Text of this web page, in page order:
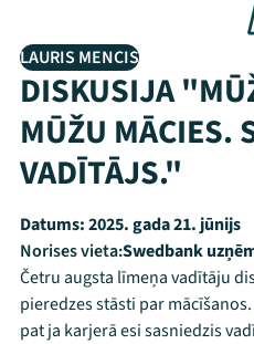
LAURIS MENCIS
DISKUSIJA
MŪŽU MĀCIES.
VADĪTĀJS."
Datums:2025. gada 21. jūnijs
Norises vieta:Swedbank
Četru augsta līmeņa vadītāju
pieredzes stāsti par
pat ja karjerā esi sasniedzis